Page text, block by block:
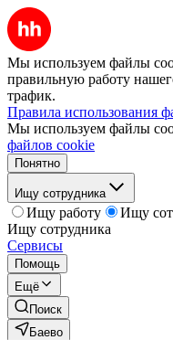
Мы используем файлы
правильную работу
трафик.
Правила использования
Мы используем файлы
файлов cookie
Понятно
Ищу сотрудника
Ищу работу
Ищу
Ищу сотрудника
Сервисы
Помощь
Ещё
Поиск
Баево